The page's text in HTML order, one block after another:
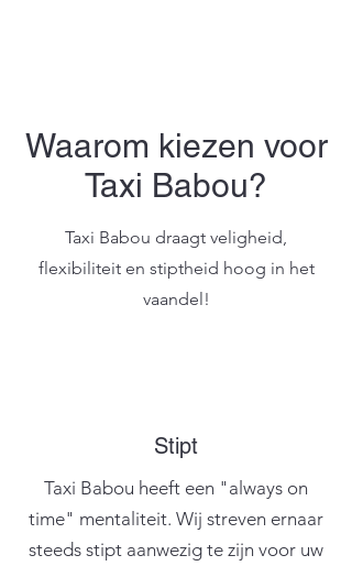
Waarom kiezen voor
Taxi Babou?
Taxi Babou draagt veligheid,
flexibiliteit en stiptheid hoog in het
vaandel!
Stipt
Taxi Babou heeft een "always on
time" mentaliteit. Wij streven ernaar
steeds stipt aanwezig te zijn voor uw